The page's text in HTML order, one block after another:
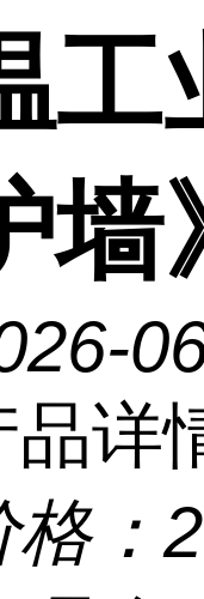
工
墙
品详
格：